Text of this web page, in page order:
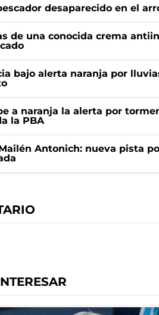
desaparecido en el
de una conocida crema
bajo alerta naranja por
a naranja la alerta por
la PBA
Antonich: nueva pista